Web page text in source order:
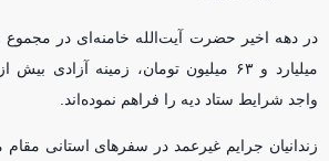
میلیارد و ۶۳ میلیون تومان، زمینه آزادی
واجد شرایط ستاد دیه را فراهم نموده‌اند.
زندانیان جرایم غیرعمد در سفر‌های استانی